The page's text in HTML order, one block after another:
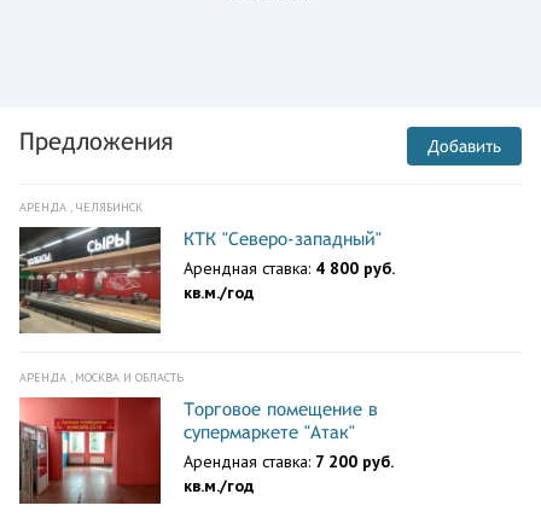
Предложения Добавить
АРЕНДА , ЧЕЛЯБИНСК
КТК "Северо-западный"
Арендная ставка: 4 800 руб.
кв.м./год
АРЕНДА , МОСКВА И ОБЛАСТЬ
Торговое помещение в
супермаркете "Атак"
Арендная ставка: 7 200 руб.
кв.м./год